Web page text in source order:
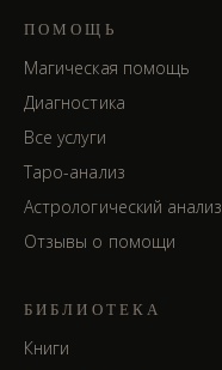
ПОМОЩЬ
Магическая помощь
Диагностика
Все услуги
Таро-анализ
Астрологический анализ
Отзывы о помощи
БИБЛИОТЕКА
Книги